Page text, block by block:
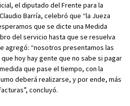
el diputado del Frente para la
Barría, celebró que “la Jueza
que se dicte una Medida
del servicio hasta que se resuelva
agregó: “nosotros presentamos las
hoy hay gente que no sabe si pagar
que pase el tiempo, con la
deberá realizarse, y por ende, más
concluyó.